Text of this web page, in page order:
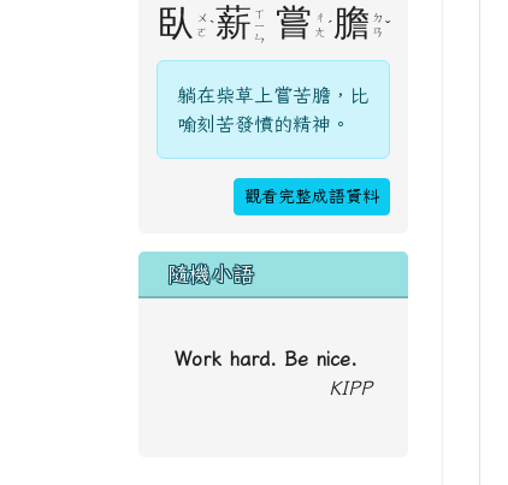
臥
ㄨ
ㄛ ˋ薪 ㄒ
ㄧ
ㄣ
嘗 ㄔ
ㄤ ˊ 膽 ㄉ
ㄢ ˇ
躺在柴草上嘗苦膽，比
喻刻苦發憤的精神。
觀看完整成語資料
隨機小語
Work hard. Be nice.
KIPP